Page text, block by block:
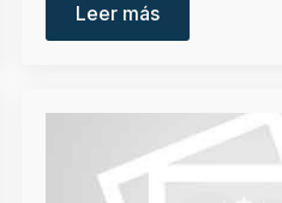
Leer más